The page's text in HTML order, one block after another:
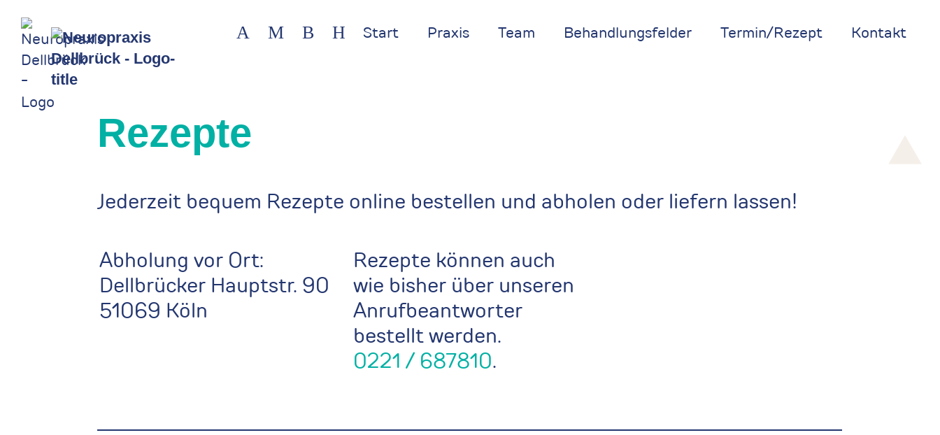
Start Praxis Team Behandlungsfelder Termin/Rezept Kontakt
A M B H
Rezepte
Jederzeit bequem Rezepte online bestellen und abholen oder liefern lassen!
Abholung vor Ort:
Dellbrücker Hauptstr. 90
51069 Köln
Rezepte können auch
wie bisher über unseren
Anrufbeantworter
bestellt werden.
0221 / 687810.